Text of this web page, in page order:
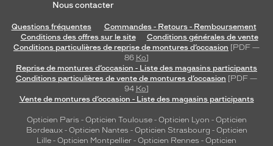
Nous contacter
Questions fréquentes
Commandes - Retours - Remboursement
Conditions des offres sur le site
Conditions générales de vente
Conditions particulières de reprise de montures d’occasion [PDF —
86 Ko]
Reprise de montures d’occasion - Liste des magasins participants
Conditions particulières de vente de montures d’occasion [PDF —
94 Ko]
Vente de montures d’occasion - Liste des magasins participants
Opticien Paris - Opticien Toulouse- Opticien Lyon - Opticien
Bordeaux- Opticien Nantes - Opticien Strasbourg - Opticien
Lille - Opticien Montpellier - Opticien Rennes - Opticien